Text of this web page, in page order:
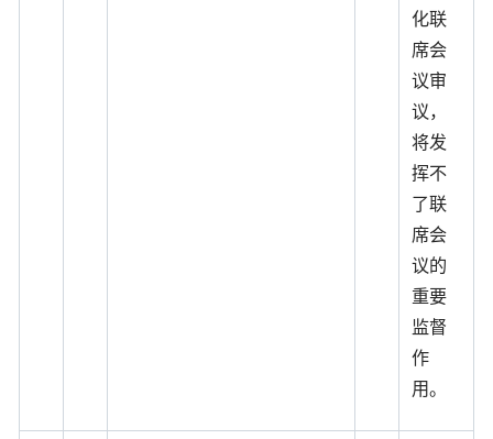
化联
席会
议审
议，
将发
挥不
了联
席会
议的
重要
监督
作
用。